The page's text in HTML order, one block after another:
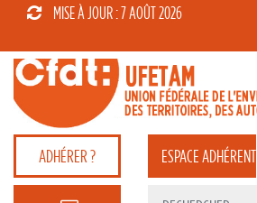
MISE À JOUR : 7 AOÛT 2026
ADHÉRER ? ESPACEADHÉRENT